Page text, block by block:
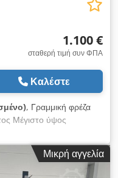
1.100 €
σταθερή τιμή συν ΦΠΑ
Καλέστε
, Γραμμική φρέζα
Μέγιστο ύψος
μέγιστο
τροφοδοσίας 4
κινητήρα φρέζας 2x4kW
Μικρή αγγελία